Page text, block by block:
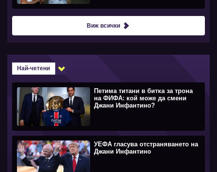
Виж всички
Най-четени
Петима титани в битка за трона
на ФИФА: кой може да смени
Джани Инфантино?
УЕФА гласува отстраняването на
Джани Инфантино